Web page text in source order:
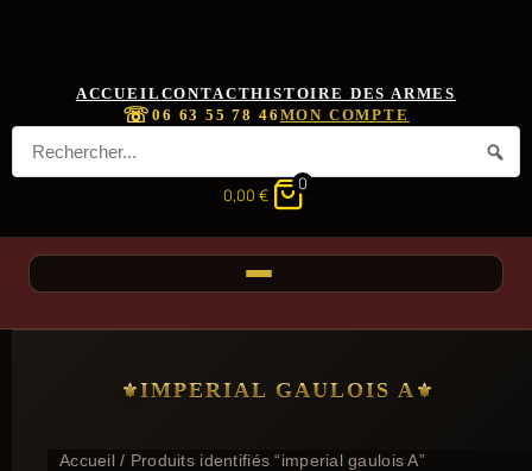
ACCUEIL CONTACTHISTOIRE DES ARMES
☏06 63 55 78 46 MON COMPTE
0,00 €
0
IMPERIAL GAULOIS A
Accueil/ Produits identifiés “imperial gaulois A”